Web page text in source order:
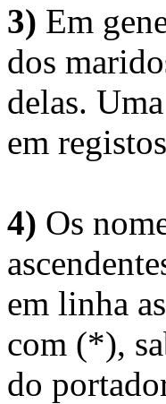
3) Em
dos
delas.
em
4) Os
em linha
com (*),
do